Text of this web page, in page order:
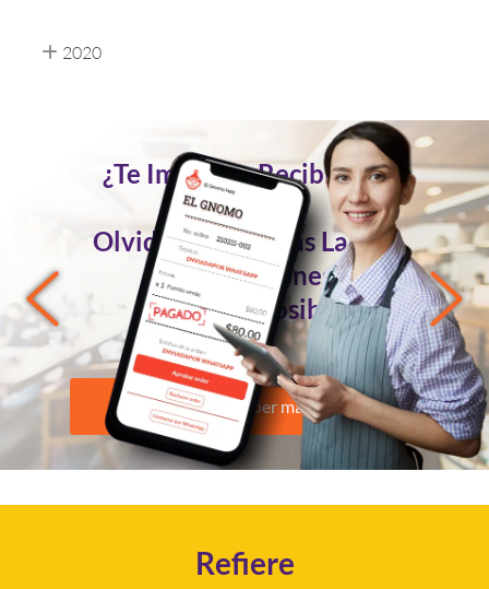
2020
¿Te Imaginas Recibir Tus
Pedidos
Olvidándote de las Largas
Conversaciones?
Ahora es Posible
Quiero saber más
Refiere